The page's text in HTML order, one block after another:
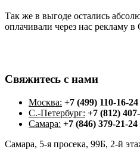
Так же в выгоде остались
оплачивали через нас рекламу в
Свяжитесь с нами
Москва: +7 (499) 110-16-
С.-Петербург: +7 (812)
Самара: +7 (846) 379-21-
Самара, 5-я просека, 99Б, 2-й